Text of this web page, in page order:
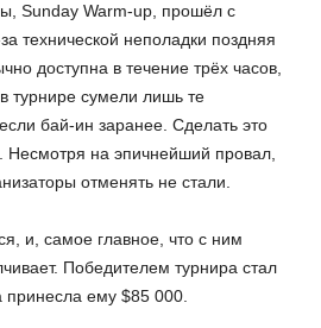
Sunday Warm-up, прошёл с
технической неполадки поздняя
доступна в течение трёх часов,
турнире сумели лишь те
бай-ин заранее. Сделать это
Несмотря на эпичнейший провал,
отменять не стали.
и, самое главное, что с ним
Победителем турнира стал
ему $85 000.